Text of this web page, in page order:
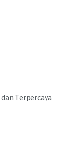
Terpercaya